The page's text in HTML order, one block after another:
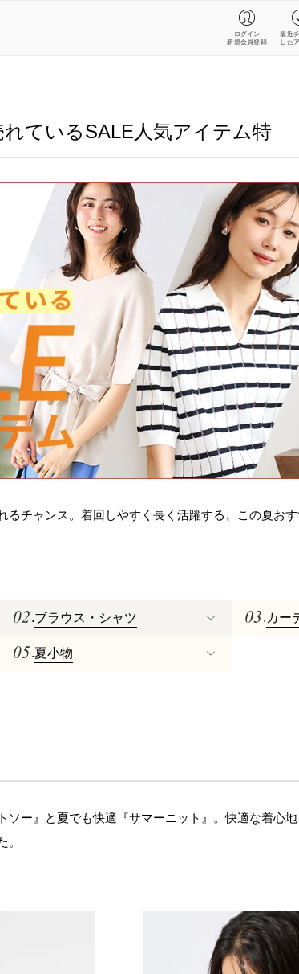
ログイン
新規会員登録
最近
した
ているSALE人気アイテム特
るチャンス。着回しやすく長く活躍する、この夏お
.ブラウス・シャツ .カー
.夏小物
ソー』と夏でも快適『サマーニット』。快適な着心
。